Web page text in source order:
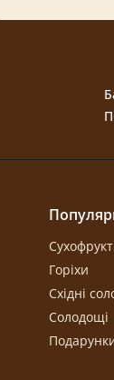
Горіхи
Східні
Солодощі